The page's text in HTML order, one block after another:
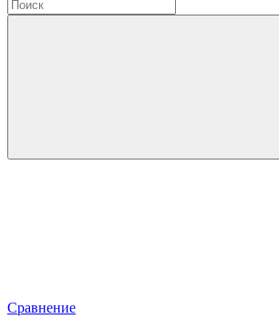
Сравнение